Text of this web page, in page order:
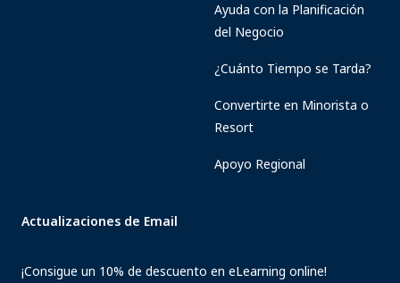
Ayuda con la Planificación
del Negocio
¿Cuánto Tiempo se Tarda?
Convertirte en Minorista o
Resort
Apoyo Regional
Actualizaciones de Email
¡Consigue un 10% de descuento en eLearning online!